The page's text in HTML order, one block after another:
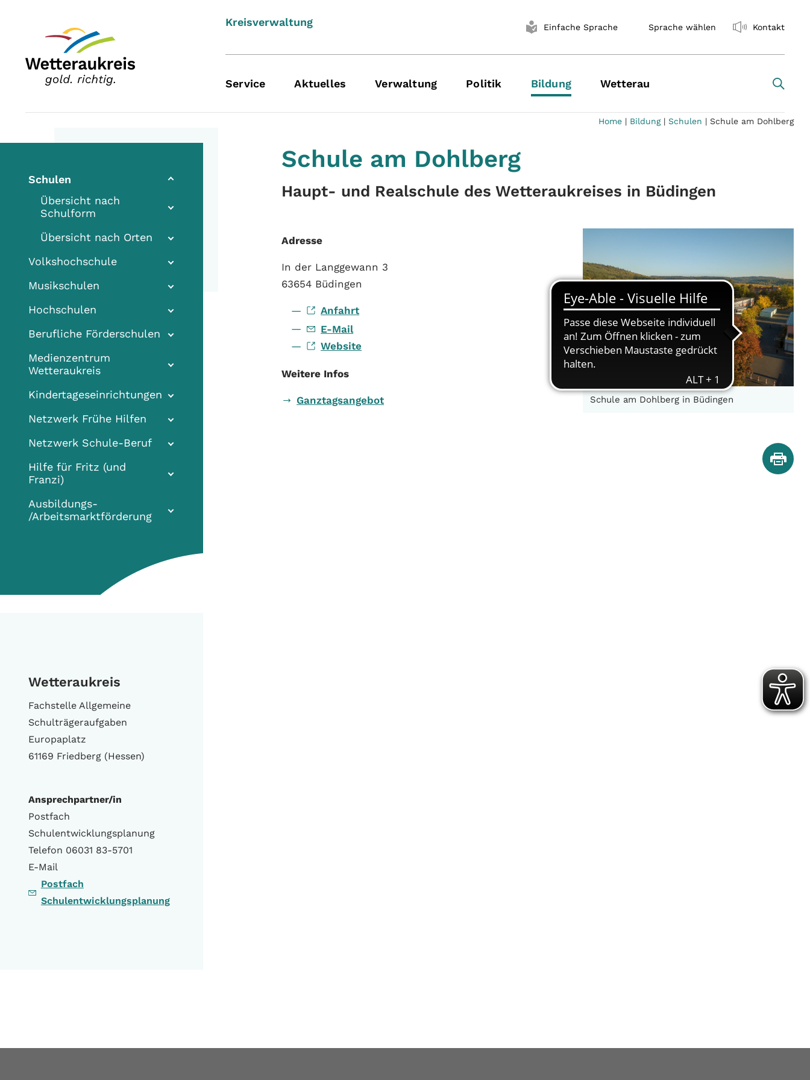
Kreisverwaltung Einfache Sprache Sprache wählen Kontakt
Service Aktuelles Verwaltung Politik Bildung Wetterau
Schulen
Übersicht nach
Schulform
Übersicht nach Orten
Volkshochschule
Musikschulen
Hochschulen
Berufliche Förderschulen
Medienzentrum
Wetteraukreis
Kindertageseinrichtungen
Netzwerk Frühe Hilfen
Netzwerk Schule-Beruf
Hilfe für Fritz (und
Franzi)
Ausbildungs-
/Arbeitsmarktförderung
Wetteraukreis
Fachstelle Allgemeine
Schulträgeraufgaben
Europaplatz
61169 Friedberg (Hessen)
Ansprechpartner/in
Postfach
Schulentwicklungsplanung
Telefon 06031 83-5701
E-Mail
Postfach
Schulentwicklungsplanung
Home| Bildung| Schulen | Schule am Dohlberg
Schule am Dohlberg
Haupt- und Realschule des Wetteraukreises in Büdingen
Schule am Dohlberg in Büdingen
Adresse
In der Langgewann 3
63654 Büdingen
Anfahrt
E-Mail
Website
Weitere Infos
Ganztagsangebot